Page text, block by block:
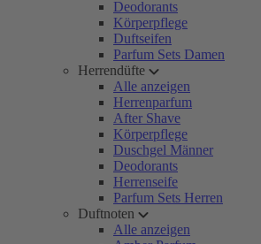
Deodorants
Körperpflege
Duftseifen
Parfum Sets Damen
Herrendüfte
Alle anzeigen
Herrenparfum
After Shave
Körperpflege
Duschgel Männer
Deodorants
Herrenseife
Parfum Sets Herren
Duftnoten
Alle anzeigen